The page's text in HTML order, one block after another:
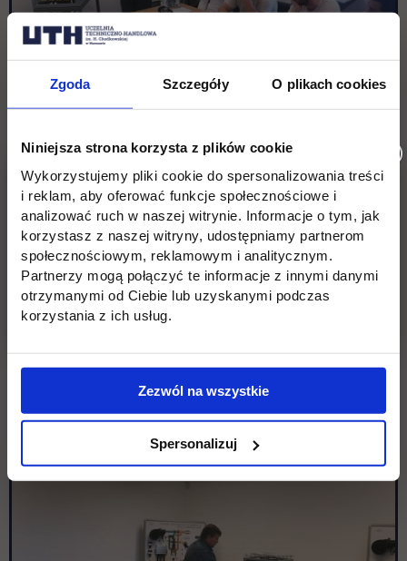
Zgoda Szczegóły O plikach cookies
Niniejsza strona korzysta z plików cookie
Wykorzystujemy pliki cookie do spersonalizowania treści
i reklam, aby oferować funkcje społecznościowe i
analizować ruch w naszej witrynie. Informacje o tym, jak
korzystasz z naszej witryny, udostępniamy partnerom
społecznościowym, reklamowym i analitycznym.
Partnerzy mogą połączyć te informacje z innymi danymi
otrzymanymi od Ciebie lub uzyskanymi podczas
korzystania z ich usług.
Zezwól na wszystkie
Spersonalizuj